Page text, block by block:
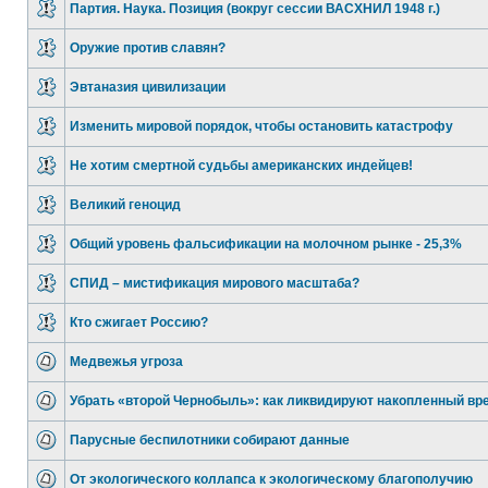
Партия. Наука. Позиция (вокруг сессии ВАСХНИЛ 1948 г.)
Оружие против славян?
Эвтаназия цивилизации
Изменить мировой порядок, чтобы остановить катастрофу
Не хотим смертной судьбы американских индейцев!
Великий геноцид
Общий уровень фальсификации на молочном рынке - 25,3%
СПИД – мистификация мирового масштаба?
Кто сжигает Россию?
Медвежья угроза
Убрать «второй Чернобыль»: как ликвидируют накопленный
Парусные беспилотники собирают данные
От экологического коллапса к экологическому благополучию